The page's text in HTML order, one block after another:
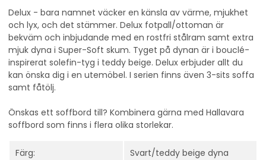
Delux - bara namnet väcker en känsla av värme, mjukhet
och lyx, och det stämmer. Delux fotpall/ottoman är
bekväm och inbjudande med en rostfri stålram samt extra
mjuk dyna i Super-Soft skum. Tyget på dynan är i bouclé-
inspirerat solefin-tyg i teddy beige. Delux erbjuder allt du
kan önska dig i en utemöbel. I serien finns även 3-sits soffa
samt fåtölj.
Önskas ett soffbord till? Kombinera gärna med Hallavara
soffbord som finns i flera olika storlekar.
Färg: Svart/teddy beige dyna